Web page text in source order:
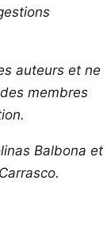
auteurs et ne
membres
Balbona et